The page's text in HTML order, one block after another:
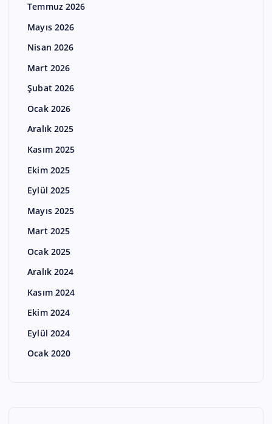
Temmuz 2026
Mayıs 2026
Nisan 2026
Mart 2026
Şubat 2026
Ocak 2026
Aralık 2025
Kasım 2025
Ekim 2025
Eylül 2025
Mayıs 2025
Mart 2025
Ocak 2025
Aralık 2024
Kasım 2024
Ekim 2024
Eylül 2024
Ocak 2020